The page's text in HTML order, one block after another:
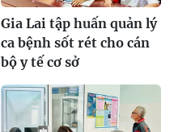
Gia Lai tập huấn quản lý
ca bệnh sốt rét cho cán
bộ y tế cơ sở